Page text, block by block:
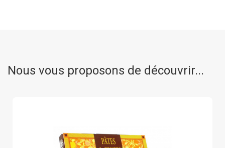
Nous vous proposons de découvrir...